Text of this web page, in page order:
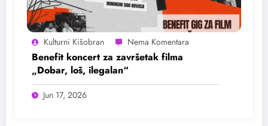
Kulturni Kišobran
Benefit koncert za završetak filma
„Dobar, loš, ilegalan“
Jun 17, 2026